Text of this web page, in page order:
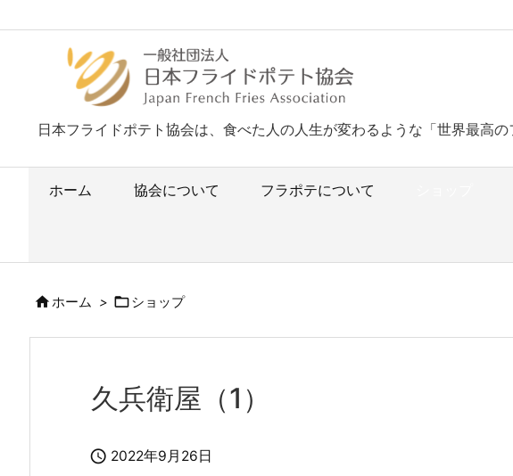
日本フライドポテト協会は、食べた人の人生が変わるような「世界最高
ホーム 協会について フラポテについて
ホーム > ショップ
久兵衛屋（1）
 2022年9月26日